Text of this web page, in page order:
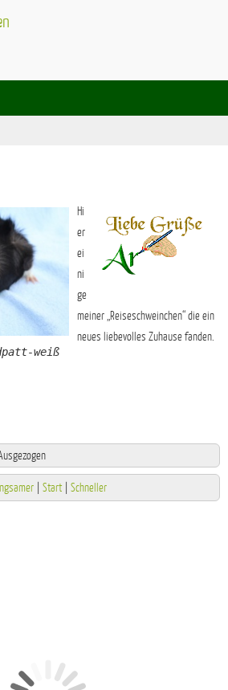
weiß
Hi
er
ei
ni
ge
meiner „Reiseschweinchen“ die ein
neues liebevolles Zuhause fanden.
Start Schneller